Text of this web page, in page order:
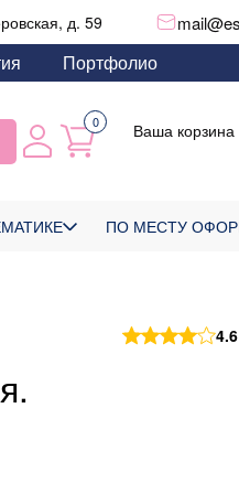
д. 59
Портфолио
0 Ваша корзина
ПО МЕСТУ
4.6